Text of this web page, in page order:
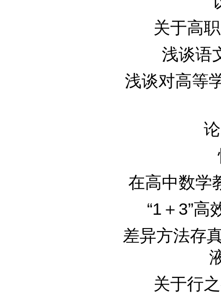
关于高
浅谈语
浅谈对高等
在高中数学
“1＋3”高
差异方法存
关于行